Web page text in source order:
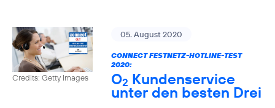
Credits: Getty Images
05. August 2020
CONNECT FESTNETZ-HOTLINE-TEST
2020:
O2 Kundenservice
unter den besten Drei